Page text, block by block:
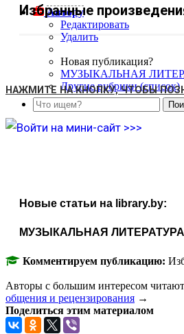
Автору
Редактировать
Удалить
Новая публикация?
МУЗЫКАЛЬНАЯ
Другие рубрики (список)
Избранные
НАЖМИТЕ НА КНОПКУ, ЧТОБЫ
Новые статьи на library.by:
МУЗЫКАЛЬНАЯ
Комментируем публикацию:
Авторы с большим интересом
общения и рецензирования →
Поделиться этим материалом